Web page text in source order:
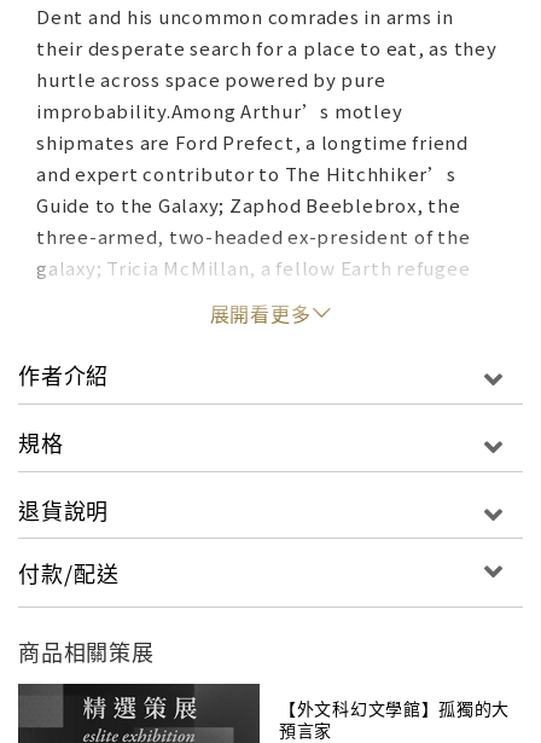
Dent and his uncommon comrades in arms in
their desperate search for a place to eat, as they
hurtle across space powered by pure
improbability.Among Arthur’s motley
shipmates are Ford Prefect, a longtime friend
and expert contributor to The Hitchhiker’s
Guide to the Galaxy; Zaphod Beeblebrox, the
three-armed, two-headed ex-president of the
galaxy; Tricia McMillan, a fellow Earth refugee
who’s gone native (her name is Trillian now);
and Marvin, the moody android. Their
destination? The ultimate hot spot for an
evening of apocalyptic entertainment and fine
(literally).“What’s such fun is how amusing the
eyes.”—Detroit Free Press
展開看更多
作者介紹
規格
退貨說明
付款/配送
商品相關策展
【外文科幻文學館】孤獨的大
預言家